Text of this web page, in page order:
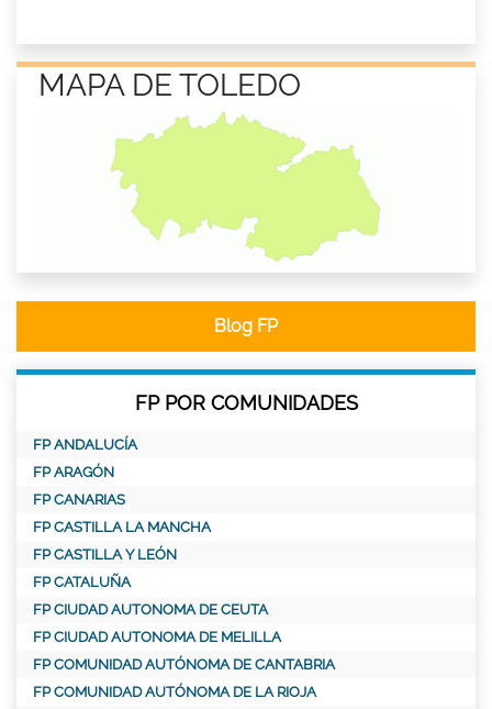
MAPA DE TOLEDO
Blog FP
FP POR COMUNIDADES
FP ANDALUCÍA
FP ARAGÓN
FP CANARIAS
FP CASTILLA LA MANCHA
FP CASTILLA Y LEÓN
FP CATALUÑA
FP CIUDAD AUTONOMA DE CEUTA
FP CIUDAD AUTONOMA DE MELILLA
FP COMUNIDAD AUTÓNOMA DE CANTABRIA
FP COMUNIDAD AUTÓNOMA DE LA RIOJA